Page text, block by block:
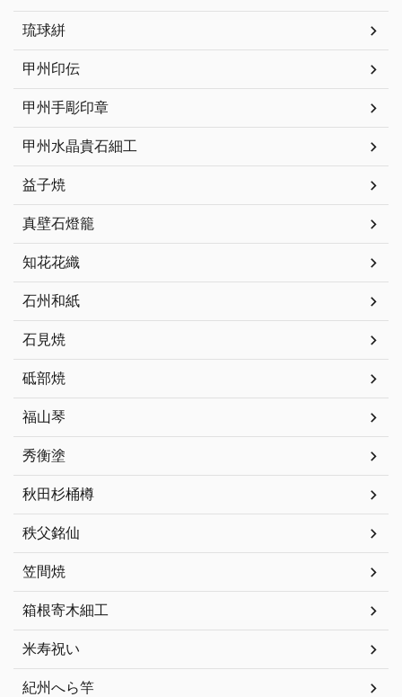
琉球絣
甲州印伝
甲州手彫印章
甲州水晶貴石細工
益子焼
真壁石燈籠
知花花織
石州和紙
石見焼
砥部焼
福山琴
秀衡塗
秋田杉桶樽
秩父銘仙
笠間焼
箱根寄木細工
米寿祝い
紀州へら竿